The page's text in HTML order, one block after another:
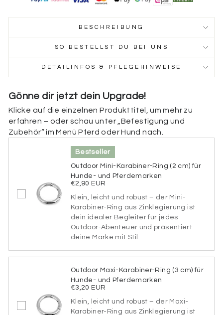
Du möchtest keinen Namen oder keine Nummer?
Name des Hundes
Beschriftung der Rückseite
Hier kannst du die Rückseite deiner Marke
Adresse, einen Hinweis (z. B. „Ich bin gechipt“), deine
Tasso-Nummer oder spezielle medizinische Infos (z.
B. „Diabetiker“, „allergisch gegen bestimmte
Medikamente“) hinzu. Wenn du die Rückseite nicht
personalisieren möchtest, kannst du dieses Feld
einfach überspringen.
Beschriftung der Rückseite
Bitte wähle eine Schriftart aus.
BESCHREIBUNG
SO BESTELLST DU BEI UNS
DETAILINFOS & PFLEGEHINWEISE
Gönne dir jetzt dein Upgrade!
Klicke auf die einzelnen Produkttitel, um mehr zu
erfahren – oder schau unter „Befestigung und
Zubehör“ im Menü Pferd oder Hund nach.
Bestseller
Outdoor Mini-Karabiner-Ring (2 cm) für
Hunde- und Pferdemarken
€2,90 EUR
Klein, leicht und robust – der Mini-
Karabiner-Ring aus Zinklegierung ist
dein idealer Begleiter für jedes
Outdoor-Abenteuer und präsentiert
deine Marke mit Stil.
Outdoor Maxi-Karabiner-Ring (3 cm) für
Hunde- und Pferdemarken
€3,20 EUR
Klein, leicht und robust – der Maxi-
Karabiner-Ring aus Zinklegierung ist